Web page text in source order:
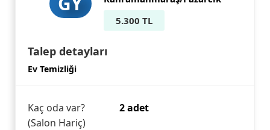
5.300 TL
Talep detayları
Ev Temizliği
Kaç oda var?
(Salon Hariç)
2 adet